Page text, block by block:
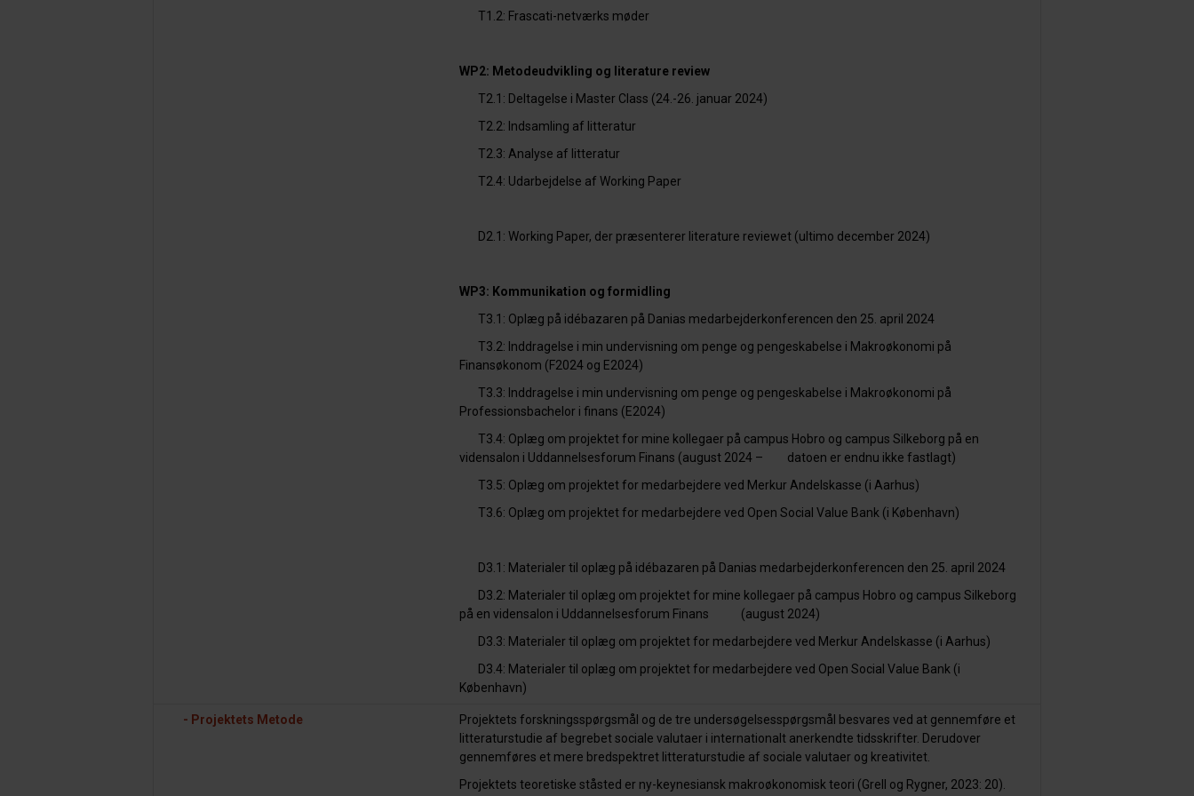
T1.2: Frascati-netværks møder
WP2: Metodeudvikling og literature review
T2.1: Deltagelse i Master Class (24.-26. januar 2024)
T2.2: Indsamling af litteratur
T2.3: Analyse af litteratur
T2.4: Udarbejdelse af Working Paper
D2.1: Working Paper, der præsenterer literature reviewet (ultimo december 2024)
WP3: Kommunikation og formidling
T3.1: Oplæg på idébazaren på Danias medarbejderkonferencen den 25. april 2024
T3.2: Inddragelse i min undervisning om penge og pengeskabelse i Makroøkonomi på
Finansøkonom (F2024 og E2024)
T3.3: Inddragelse i min undervisning om penge og pengeskabelse i Makroøkonomi på
Professionsbachelor i finans (E2024)
T3.4: Oplæg om projektet for mine kollegaer på campus Hobro og campus Silkeborg på en
vidensalon i Uddannelsesforum Finans (august 2024 – datoen er endnu ikke fastlagt)
T3.5: Oplæg om projektet for medarbejdere ved Merkur Andelskasse (i Aarhus)
T3.6: Oplæg om projektet for medarbejdere ved Open Social Value Bank (i København)
D3.1: Materialer til oplæg på idébazaren på Danias medarbejderkonferencen den 25. april 2024
D3.2: Materialer til oplæg om projektet for mine kollegaer på campus Hobro og campus Silkeborg
på en vidensalon i Uddannelsesforum Finans (august 2024)
D3.3: Materialer til oplæg om projektet for medarbejdere ved Merkur Andelskasse (i Aarhus)
D3.4: Materialer til oplæg om projektet for medarbejdere ved Open Social Value Bank (i
København)
- Projektets Metode Projektets forskningsspørgsmål og de tre undersøgelsesspørgsmål besvares ved at gennemføre et
litteraturstudie af begrebetsociale valutaer i internationalt anerkendte tidsskrifter. Derudover
gennemføres et mere bredspektret litteraturstudie af sociale valutaer og kreativitet
Projektets teoretiske ståsted er ny-keynesiansk makroøkonomisk teori (Grell og Rygner, 2023: 20).